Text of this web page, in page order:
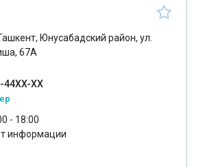
Юнусабадский район, ул.
67А
44XX-XX
- 18:00
информации